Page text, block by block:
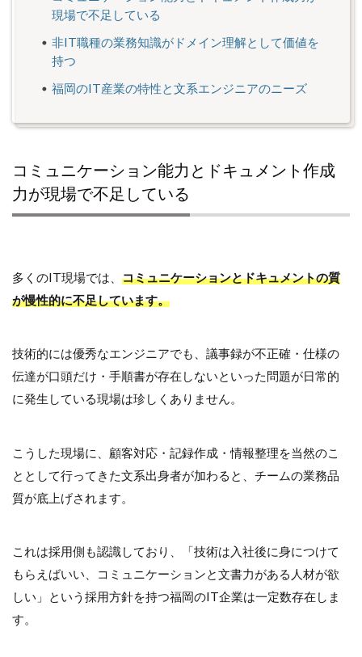
現場で不足している
非IT職種の業務知識がドメイン理解として価値を
持つ
福岡のIT産業の特性と文系エンジニアのニーズ
コミュニケーション能力とドキュメント作成
力が現場で不足している
多くのIT現場では、 コミュニケーションとドキュメントの質
が慢性的に不足しています。
技術的には優秀なエンジニアでも、議事録が不正確・仕様の
伝達が口頭だけ・手順書が存在しないといった問題が日常的
に発生している現場は珍しくありません。
こうした現場に、顧客対応・記録作成・情報整理を当然のこ
ととして行ってきた文系出身者が加わると、チームの業務品
質が底上げされます。
これは採用側も認識しており、「技術は入社後に身につけて
もらえばいい、コミュニケーションと文書力がある人材が欲
しい」という採用方針を持つ福岡のIT企業は一定数存在しま
す。